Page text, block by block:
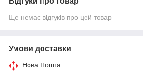
Ще немає відгуків про цей товар
Умови доставки
Нова Пошта